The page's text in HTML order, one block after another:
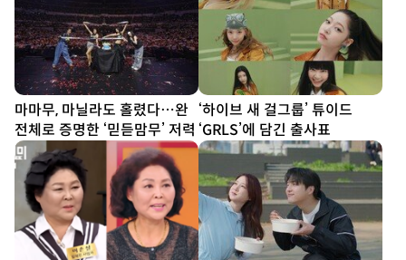
마마무, 마닐라도 홀렸다…완
전체로 증명한 ‘믿듣맘무’ 저력
‘하이브 새 걸그룹’ 튜이드
‘GRLS’에 담긴 출사표